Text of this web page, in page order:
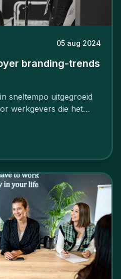
05 aug 2024
branding-trends
sneltempo uitgegroeid
werkgevers die het